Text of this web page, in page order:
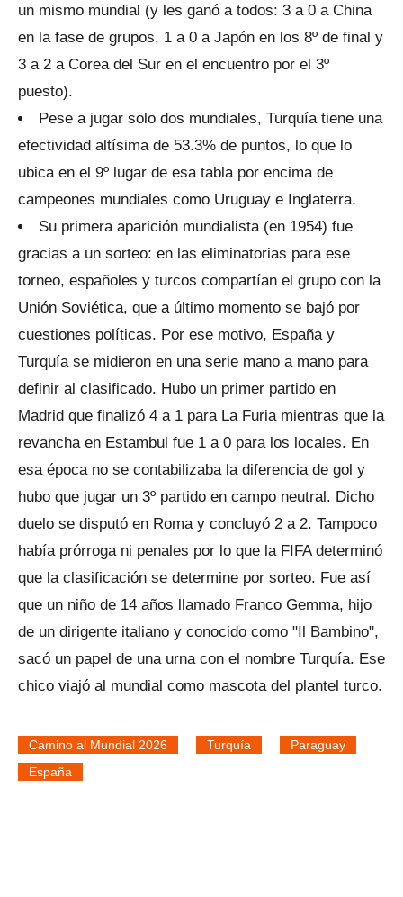
un mismo mundial (y les ganó a todos: 3 a 0 a China
en la fase de grupos, 1 a 0 a Japón en los 8º de final y
3 a 2 a Corea del Sur en el encuentro por el 3º
puesto).
Pese a jugar solo dos mundiales, Turquía tiene una
efectividad altísima de 53.3% de puntos, lo que lo
ubica en el 9º lugar de esa tabla por encima de
campeones mundiales como Uruguay e Inglaterra.
Su primera aparición mundialista (en 1954) fue
gracias a un sorteo: en las eliminatorias para ese
torneo, españoles y turcos compartían el grupo con la
Unión Soviética, que a último momento se bajó por
cuestiones políticas. Por ese motivo, España y
Turquía se midieron en una serie mano a mano para
definir al clasificado. Hubo un primer partido en
Madrid que finalizó 4 a 1 para La Furia mientras que la
revancha en Estambul fue 1 a 0 para los locales. En
esa época no se contabilizaba la diferencia de gol y
hubo que jugar un 3º partido en campo neutral. Dicho
duelo se disputó en Roma y concluyó 2 a 2. Tampoco
había prórroga ni penales por lo que la FIFA determinó
que la clasificación se determine por sorteo. Fue así
que un niño de 14 años llamado Franco Gemma, hijo
de un dirigente italiano y conocido como "Il Bambino",
sacó un papel de una urna con el nombre Turquía. Ese
chico viajó al mundial como mascota del plantel turco.
Camino al Mundial 2026 Turquía
Paraguay
España